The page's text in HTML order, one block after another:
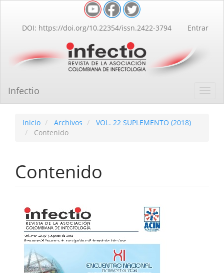
Contenido
principal
lateral
DOI: https://doi.org/10.22354/issn.2422-3794 Entrar
Infectio
Inicio Archivos
VOL. 22 SUPLEMENTO (2018)
Contenido
Contenido
Barra
lateral
del
artículo